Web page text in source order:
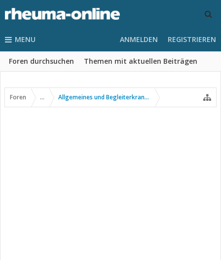
MENU
Foren durchsuchen Themen mit aktuellen Beiträgen
ANMELDEN REGISTRIEREN
Foren ... Allgemeines und Begleiterkrankungen